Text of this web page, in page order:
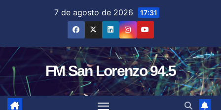
7 de agosto de 2026 17:31
FM San Lorenzo 94.5